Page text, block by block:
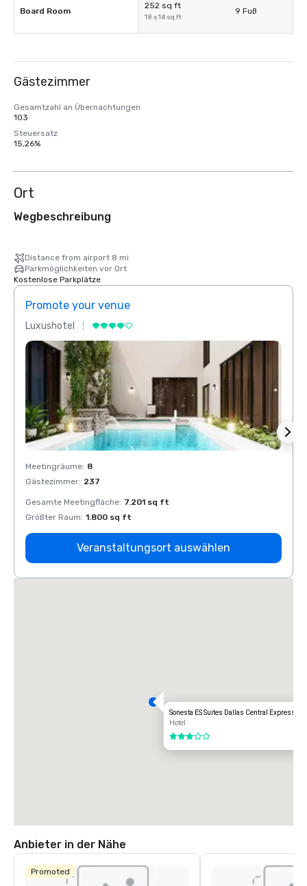
Board Room
252 sq ft
18 x 14 sq ft
9 Fuß
Gästezimmer
Gesamtzahl an Übernachtungen
103
Steuersatz
15,26%
Ort
Wegbeschreibung
Distance from airport 8 mi
Parkmöglichkeiten vor Ort
Kostenlose Parkplätze
Promote your venue
Luxushotel
Meetingräume: 8
Gästezimmer: 237
Gesamte Meetingfläche: 7.201 sq ft
Größter Raum: 1.800 sq ft
Veranstaltungsort auswählen
Sonesta ES Suites Dallas Central Expressway
Hotel
3 von 5
Anbieter in der Nähe
Promoted